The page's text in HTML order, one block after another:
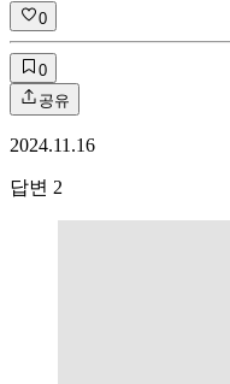
0
0
공유
2024.11.16
답변 2